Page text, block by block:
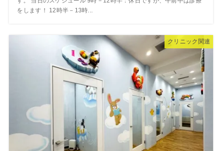
をします！ 12時半－13時...
クリニック関連